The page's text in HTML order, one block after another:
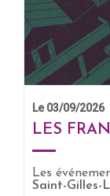
Le 03/09/2026
LES
Les
Saint-Gilles-